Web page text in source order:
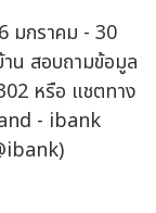
มกราคม - 30
น สอบถามข้อมูล
หรือ แชตทาง
- ibank